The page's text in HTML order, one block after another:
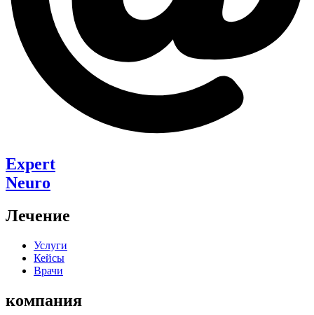
Expert
Neuro
Лечение
Услуги
Кейсы
Врачи
компания